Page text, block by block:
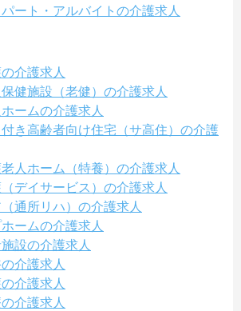
ート・アルバイトの介護求人
介護求人
健施設（老健）の介護求人
ームの介護求人
き高齢者向け住宅（サ高住）の介護
人ホーム（特養）の介護求人
デイサービス）の介護求人
通所リハ）の介護求人
ームの介護求人
設の介護求人
介護求人
介護求人
介護求人